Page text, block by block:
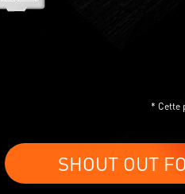
* Cette
SHOUT OUT